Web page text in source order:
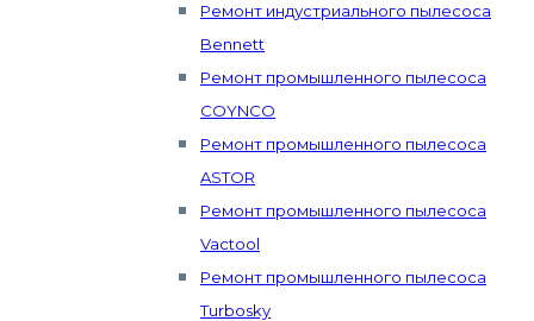
Ремонт индустриального пылесоса
Bennett
Ремонт промышленного пылесоса
COYNCO
Ремонт промышленного пылесоса
ASTOR
Ремонт промышленного пылесоса
Vactool
Ремонт промышленного пылесоса
Turbosky